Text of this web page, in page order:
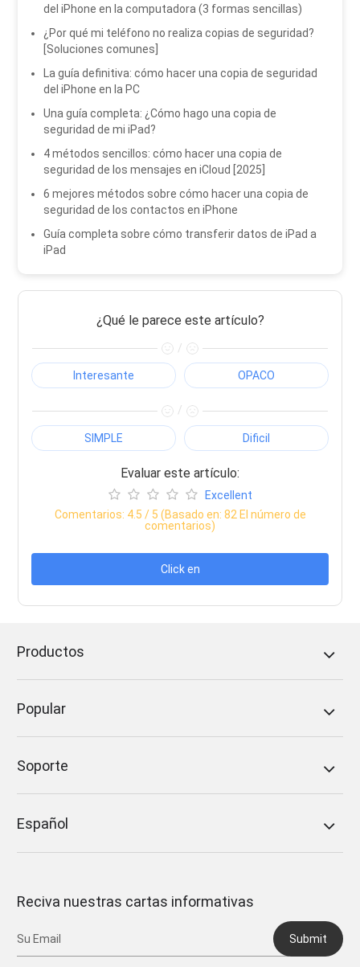
del iPhone en la computadora (3 formas sencillas)
¿Por qué mi teléfono no realiza copias de seguridad?
[Soluciones comunes]
La guía definitiva: cómo hacer una copia de seguridad
del iPhone en la PC
Una guía completa: ¿Cómo hago una copia de
seguridad de mi iPad?
4 métodos sencillos: cómo hacer una copia de
seguridad de los mensajes en iCloud [2025]
6 mejores métodos sobre cómo hacer una copia de
seguridad de los contactos en iPhone
Guía completa sobre cómo transferir datos de iPad a
iPad
¿Qué le parece este artículo?
/
Interesante OPACO
/
SIMPLE Dificil
Evaluar este artículo:
Excellent
Comentarios: 4.5 / 5 (Basado en: 82 El número de
comentarios)
Click en
Productos
Popular
Soporte
Español
Reciva nuestras cartas informativas
Submit